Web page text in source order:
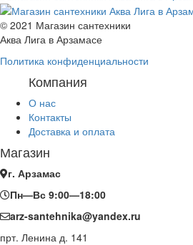
© 2021 Магазин сантехники
Аква Лига в Арзамасе
Политика конфиденциальности
Компания
О нас
Контакты
Доставка и оплата
Магазин
г. Арзамас
Пн—Вс 9:00—18:00
arz-santehnika@yandex.ru
прт. Ленина д. 141